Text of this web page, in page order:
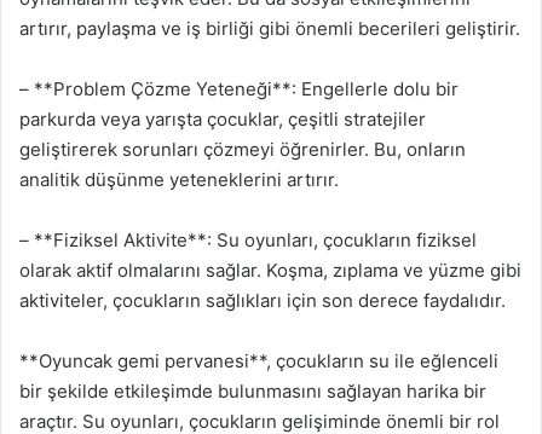
artırır, paylaşma ve iş birliği gibi önemli becerileri geliştirir.
– **Problem Çözme Yeteneği**: Engellerle dolu bir
parkurda veya yarışta çocuklar, çeşitli stratejiler
geliştirerek sorunları çözmeyi öğrenirler. Bu, onların
analitik düşünme yeteneklerini artırır.
– **Fiziksel Aktivite**: Su oyunları, çocukların fiziksel
olarak aktif olmalarını sağlar. Koşma, zıplama ve yüzme gibi
aktiviteler, çocukların sağlıkları için son derece faydalıdır.
**Oyuncak gemi pervanesi**, çocukların su ile eğlenceli
bir şekilde etkileşimde bulunmasını sağlayan harika bir
araçtır. Su oyunları, çocukların gelişiminde önemli bir rol